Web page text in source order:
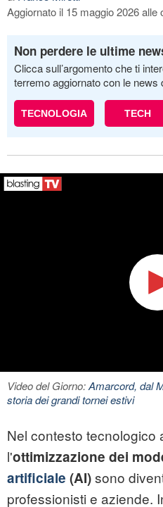
Aggiornato il 15 maggio 2026 alle
Non perdere le ultime
Clicca sull’argomento che ti
terremo aggiornato con le news
TECNOLOGIA TECH
Video del Giorno:Amarcord, dal
storia dei grandi tornei estivi
Nel contesto tecnologico
l'ottimizzazione dei
artificiale (AI)sono
professionisti e aziende.